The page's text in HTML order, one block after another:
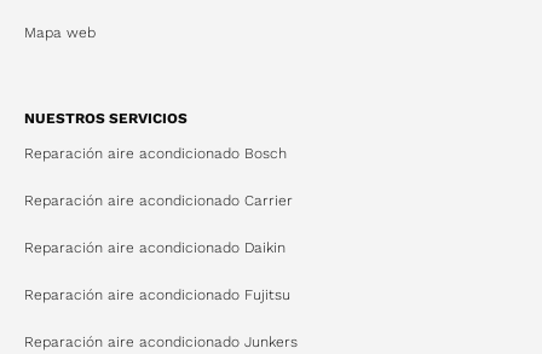
Mapa web
NUESTROS SERVICIOS
Reparación aire acondicionado Bosch
Reparación aire acondicionado Carrier
Reparación aire acondicionado Daikin
Reparación aire acondicionado Fujitsu
Reparación aire acondicionado Junkers